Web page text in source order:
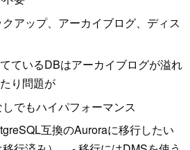
アップ、アーカイブログ、ディス
ているDBはアーカイブログが溢れ
り問題が
でもハイパフォーマンス
互換のAuroraに移行したい